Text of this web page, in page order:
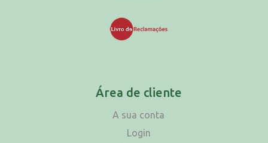
Área de cliente
A sua conta
Login